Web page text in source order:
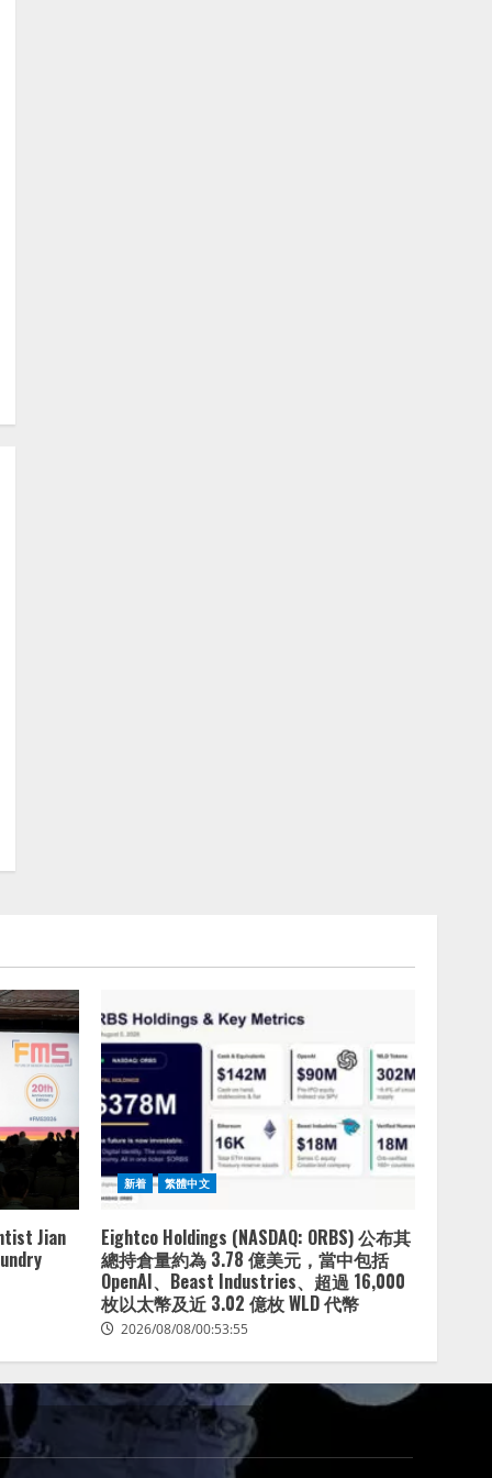
Jian
新着 繁體中文
Eightco Holdings (NASDAQ: ORBS) 公布其
總持倉量約為 3.78 億美元，當中包括
OpenAI、Beast Industries、超過 16,000
枚以太幣及近 3.02 億枚 WLD 代幣
2026/08/08/00:53:55